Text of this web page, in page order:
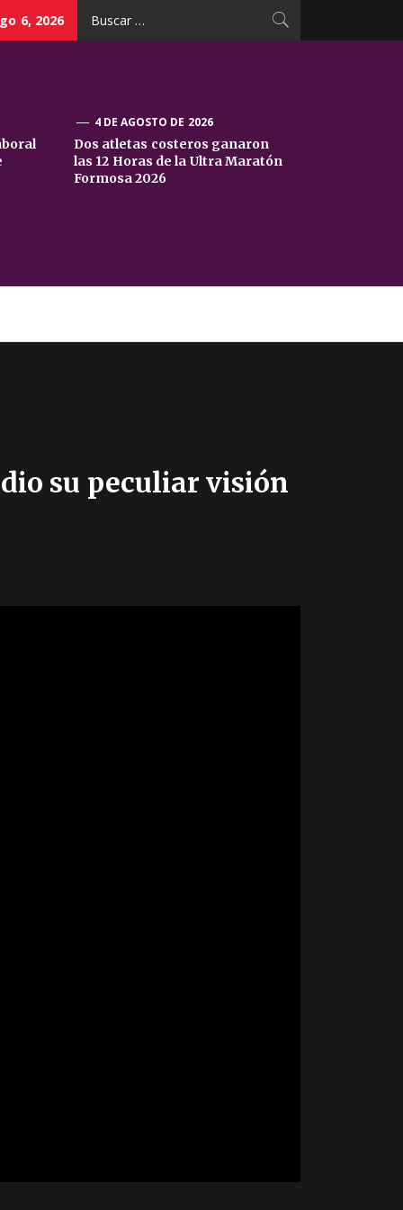
6, 2026
4 DE AGOSTO DE 2026
Dos atletas costeros ganaron
las 12 Horas de la Ultra Maratón
Formosa 2026
su peculiar visión